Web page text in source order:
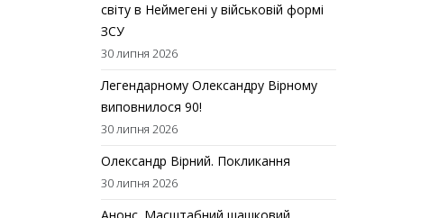
світу в Неймегені у військовій формі
ЗСУ
30 липня 2026
Легендарному Олександру Вірному
виповнилося 90!
30 липня 2026
Олександр Вірний. Покликання
30 липня 2026